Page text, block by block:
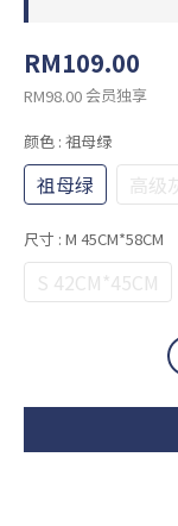
RM109.00
RM98.00 会员独享
颜色 : 祖母绿
祖母绿 高级
尺寸 : M 45CM*58CM
S 42CM*45CM